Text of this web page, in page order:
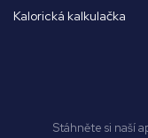
Kalorická kalkulačka
Stáhněte si naší